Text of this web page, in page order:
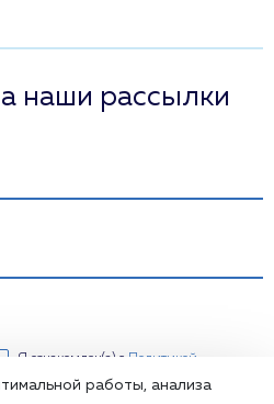
наши рассылки
Я ознакомлен(а) с Политикой
конфиденциальностиработы, анализа